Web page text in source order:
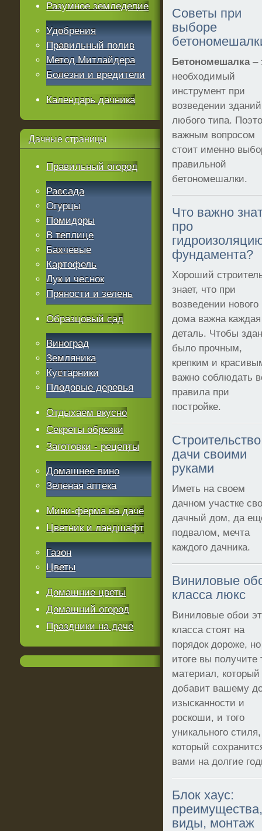
Советы при
выборе
Бетономешалка–
необходимый
инструмент при
возведении зданий
любого типа.
важным вопросом
стоит именно
правильной
бетономешалки.
Что важно
про
фундамента?
Хороший
знает, что при
возведении нового
дома важна каждая
деталь. Чтобы
было прочным,
крепким и
важно соблюдать
правила при
постройке.
Строительство
дачи своими
руками
Иметь на своем
дачном участке
дачный дом, да
подвалом, мечта
каждого дачника.
Виниловые
класса люкс
Виниловые обои
класса стоят на
порядок дороже,
итоге вы получите
материал, который
добавит вашему
изысканности и
роскоши, и того
уникального стиля,
который
вами на долгие
Блок хаус:
виды, монтаж
Разумное земледелие
Удобрения
Правильный полив
Метод Митлайдера
Болезни и вредители
Календарь дачника
Дачные страницы
Правильный огород
Рассада
Огурцы
Помидоры
В теплице
Бахчевые
Картофель
Лук и чеснок
Пряности и зелень
Образцовый сад
Виноград
Земляника
Кустарники
Плодовые деревья
Отдыхаем вкусно
Секреты обрезки
Заготовки - рецепты
Домашнее вино
Зеленая аптека
Мини-ферма на даче
Цветник и ландшафт
Газон
Цветы
Домашние цветы
Домашний огород
Праздники на даче